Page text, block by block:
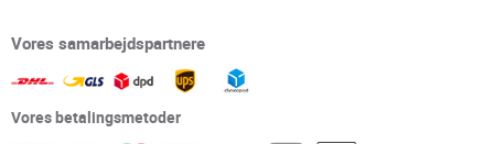
Vores samarbejdspartnere
Vores betalingsmetoder